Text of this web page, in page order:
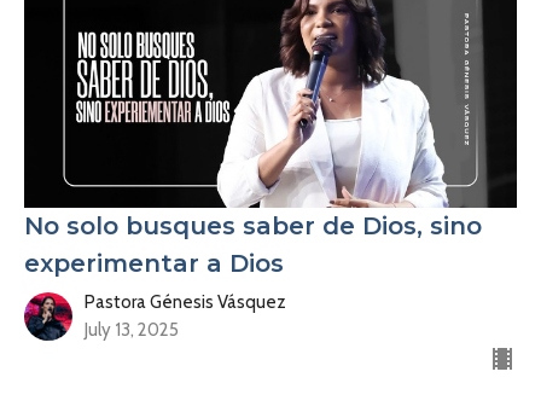
No solo busques saber de Dios, sino
experimentar a Dios
Pastora Génesis Vásquez
July 13, 2025